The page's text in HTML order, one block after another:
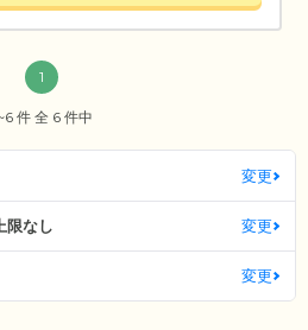
1
件 全 6 件中
変更
限なし 変更
変更